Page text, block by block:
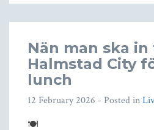
Nän man ska
Halmstad City
lunch
12 February 2026 - Posted in
🍽️